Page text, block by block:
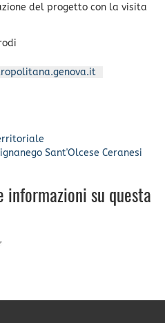
del progetto con la visita
Sant'Olcese Ceranesi
informazioni su questa